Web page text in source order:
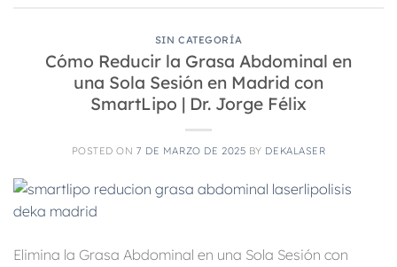
SIN CATEGORÍA
Cómo Reducir la Grasa Abdominal en
una Sola Sesión en Madrid con
SmartLipo | Dr. Jorge Félix
POSTED ON7 DE MARZO DE 2025 BY DEKALASER
Elimina la Grasa Abdominal en una Sola Sesión con